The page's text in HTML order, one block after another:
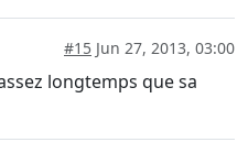
#15 Jun 27, 2013, 03:00
longtemps que sa